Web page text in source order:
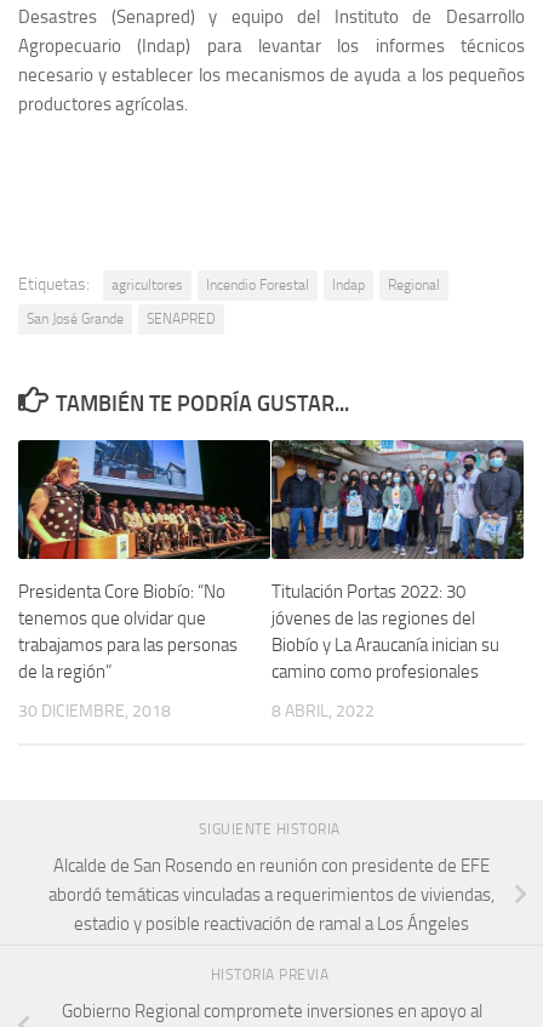
Desastres (Senapred) y equipo del Instituto de Desarrollo
Agropecuario (Indap) para levantar los informes técnicos
necesario y establecer los mecanismos de ayuda a los pequeños
productores agrícolas.
Etiquetas: agricultores Incendio Forestal Indap
Regional
San José Grande
SENAPRED
TAMBIÉN TE PODRÍA GUSTAR...
Presidenta Core Biobío: “No
tenemos que olvidar que
trabajamos para las personas
de la región”
30 DICIEMBRE, 2018
Titulación Portas 2022: 30
jóvenes de las regiones del
Biobío y La Araucanía inician su
camino como profesionales
8 ABRIL, 2022
SIGUIENTE HISTORIA
Alcalde de San Rosendo en reunión con presidente de EFE
abordó temáticas vinculadas a requerimientos de viviendas,
estadio y posible reactivación de ramal a Los Ángeles
HISTORIA PREVIA
Gobierno Regional compromete inversiones en apoyo al